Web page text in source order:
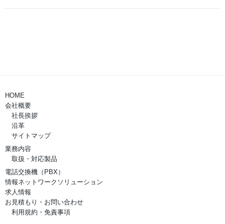
HOME
会社概要
社長挨拶
沿革
サイトマップ
業務内容
取扱・対応製品
電話交換機（PBX）
情報ネットワークソリューション
求人情報
お見積もり・お問い合わせ
利用規約・免責事項